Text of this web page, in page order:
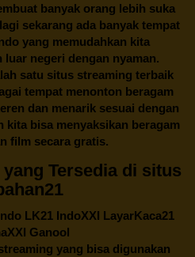
banyak orang lebih suka
sekarang ada banyak tempat
yang memudahkan kita
luar negeri dengan nyaman.
satu situs streaming terbaik
tempat menonton beragam
dan menarik sesuai dengan
kita bisa menyaksikan beragam
film secara gratis.
Tersedia di situs
LK21 IndoXXI LayarKaca21
Ganool
yang bisa digunakan